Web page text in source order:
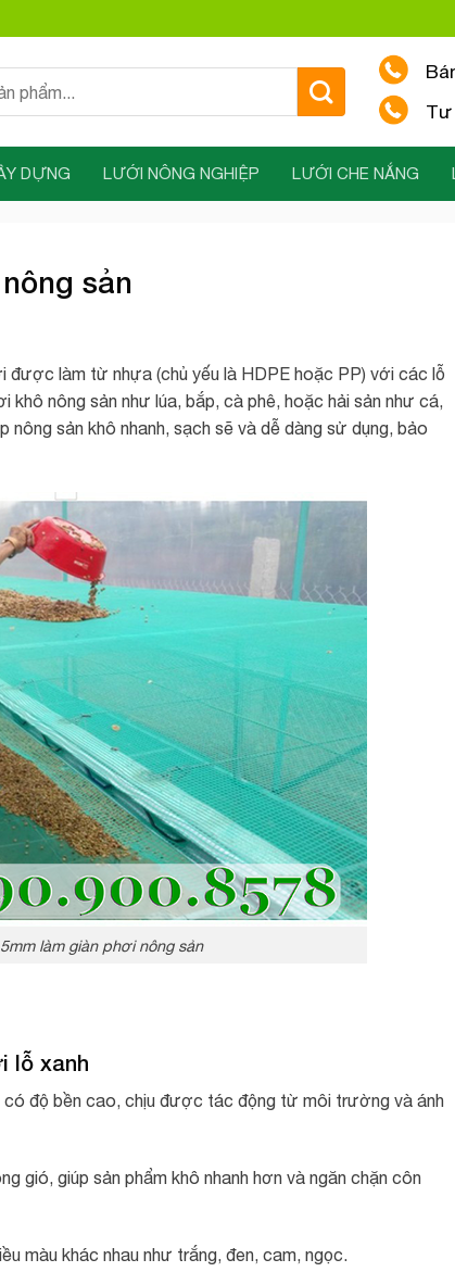
Tư
DỰNG LƯỚI NÔNG NGHIỆP LƯỚI CHE NẮNG
sản
được làm từ nhựa (chủ yếu là HDPE hoặc PP) với các lỗ
khô nông sản như lúa, bắp, cà phê, hoặc hải sản như cá,
sản khô nhanh, sạch sẽ và dễ dàng sử dụng, bảo
làm giàn phơi nông sản
lỗ xanh
độ bền cao, chịu được tác động từ môi trường và ánh
gió, giúp sản phẩm khô nhanh hơn và ngăn chặn côn
màu khác nhau như trắng, đen, cam, ngọc.